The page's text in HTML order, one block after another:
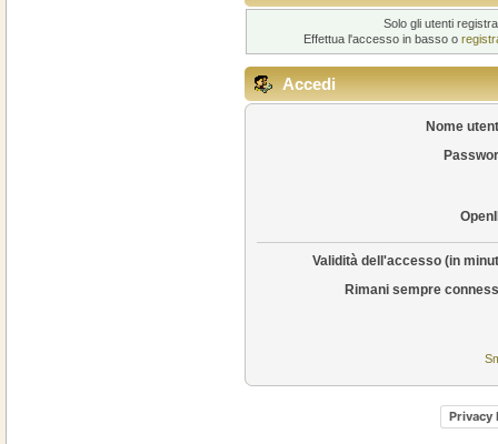
Solo gli utenti
Effettua l'accesso in basso o
Accedi
Nome
Validità dell'accesso (in
Rimani sempre
Privacy